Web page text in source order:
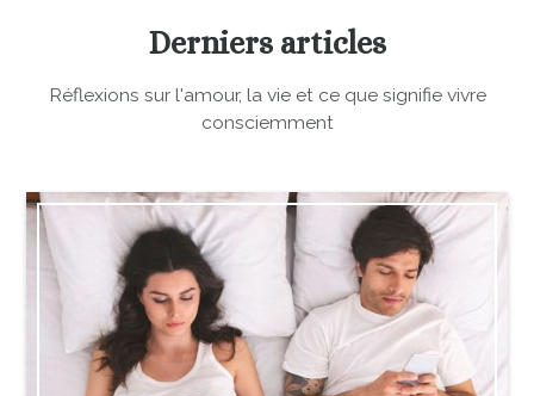
Derniers articles
Réflexions sur l'amour, la vie et ce que signifie vivre
consciemment